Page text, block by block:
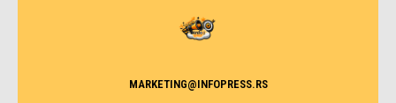
MARKETING@INFOPRESS.RS